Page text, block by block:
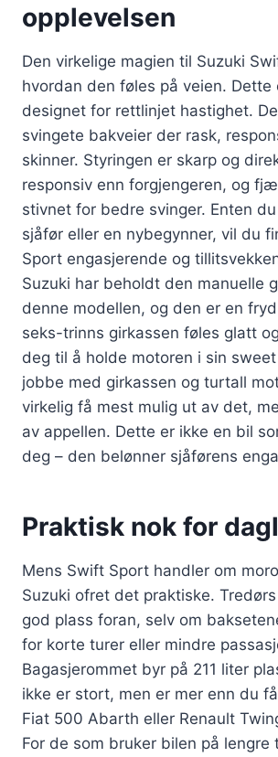
opplevelsen
Den virkelige magien til Suzuki
hvordan den føles på veien. Dette
designet for rettlinjet hastighet.
svingete bakveier der rask,
skinner. Styringen er skarp og
responsiv enn forgjengeren, og
stivnet for bedre svinger. Enten
sjåfør eller en nybegynner, vil du
Sport engasjerende og
Suzuki har beholdt den manuelle
denne modellen, og den er en
seks-trinns girkassen føles glatt
deg til å holde motoren i sin
jobbe med girkassen og turtall
virkelig få mest mulig ut av det,
av appellen. Dette er ikke en bil
deg – den belønner sjåførens
Praktisk nok for
Mens Swift Sport handler om
Suzuki ofret det praktiske.
god plass foran, selv om
for korte turer eller mindre
Bagasjerommet byr på 211 liter
ikke er stort, men er mer enn du
Fiat 500 Abarth eller Renault
For de som bruker bilen på lengre